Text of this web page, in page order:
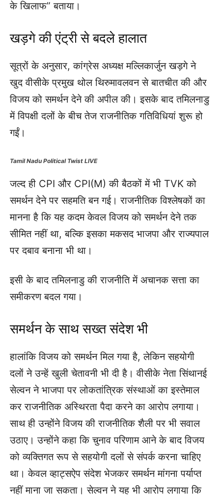
के खिलाफ” बताया।
खड़गे की एंट्री से बदले हालात
सूत्रों के अनुसार, कांग्रेस अध्यक्ष मल्लिकार्जुन खड़गे ने
खुद वीसीके प्रमुख थोल थिरुमावलवन से बातचीत की और
विजय को समर्थन देने की अपील की। इसके बाद तमिलनाडु
में विपक्षी दलों के बीच तेज राजनीतिक गतिविधियां शुरू हो
गईं।
Tamil Nadu Political Twist LIVE
जल्द ही CPI और CPI(M) की बैठकों में भी TVK को
समर्थन देने पर सहमति बन गई। राजनीतिक विश्लेषकों का
मानना है कि यह कदम केवल विजय को समर्थन देने तक
सीमित नहीं था, बल्कि इसका मकसद भाजपा और राज्यपाल
पर दबाव बनाना भी था।
इसी के बाद तमिलनाडु की राजनीति में अचानक सत्ता का
समीकरण बदल गया।
समर्थन के साथ सख्त संदेश भी
हालांकि विजय को समर्थन मिल गया है, लेकिन सहयोगी
दलों ने उन्हें खुली चेतावनी भी दी है। वीसीके नेता सिंथानई
सेल्वन ने भाजपा पर लोकतांत्रिक संस्थाओं का इस्तेमाल
कर राजनीतिक अस्थिरता पैदा करने का आरोप लगाया।
साथ ही उन्होंने विजय की राजनीतिक शैली पर भी सवाल
उठाए। उन्होंने कहा कि चुनाव परिणाम आने के बाद विजय
को व्यक्तिगत रूप से सहयोगी दलों से संपर्क करना चाहिए
था। केवल व्हाट्सऐप संदेश भेजकर समर्थन मांगना पर्याप्त
नहीं माना जा सकता। सेल्वन ने यह भी आरोप लगाया कि